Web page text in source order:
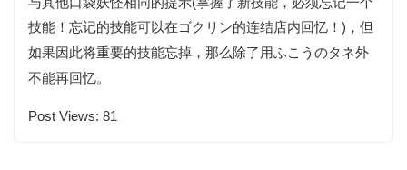
技能！忘记的技能可以在ゴクリン的连结店内回忆！)，但
如果因此将重要的技能忘掉，那么除了用ふこうのタネ外
不能再回忆。
Post Views: 81